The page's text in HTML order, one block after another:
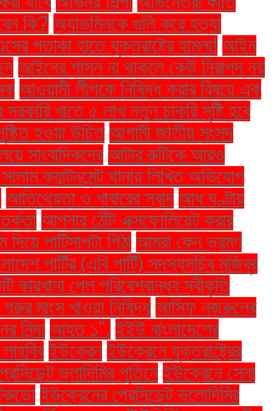
কি? অ্যাডমিনকে গুলি করে হত্যা
পতাকা হাতে যুক্তরাষ্ট্রে হামলা! আইন
আইনের শাসন না থাকলে কেউ নিরাপদ নয়
আওয়ামী লীগকে নিষিদ্ধ করার বিষয়ে এক
খাতে ৫ লাখ নতুন চাকরি সৃষ্টি হবে
হওয়া উচিত আগামী জাতীয় সংসদ
সাংবাদিকদের আটার রুটিকে আরও
ক্যান্টনমেন্ট থানায় লিখিত অভিযোগ
আতিথেয়তা ও খাবারের স্বাদ আধ ঘণ্টায়
আপনার ঠোঁট এক্সফোলিয়েট করার
পাটিসাপটা পিঠা আমরা কেন ভ্রমণ
পার্টির (এবি পার্টি) সদস্যসচিব মজিবুর
কারখানা পেল পরিবেশবান্ধব স্বীকৃতি
মাংস খাওয়া নিষিদ্ধ আসিফ নজরুলের
নিন্দা আহত ১". ইইউ বাংলাদেশের
ইউক্রেন ইউক্রেনে যুক্তরাষ্ট্রের
ভ্লাদিমির পুতিনে ইউক্রেনে সেনা
ট্রুডো ইউক্রেনের প্রেসিডেন্ট ভলোদিমির